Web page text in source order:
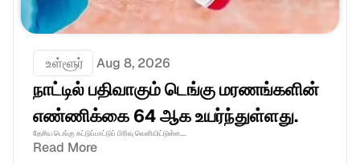
உள்ளூர் Aug 8, 2026
நாட்டில் பதிவாகும் டெங்கு மரணங்களின்
எண்ணிக்கை 64 ஆக உயர்ந்துள்ளது.
தேசிய டெங்கு கட்டுப்பாட்டுப் பிரிவு வெளியிட்டுள்ள....
Read More